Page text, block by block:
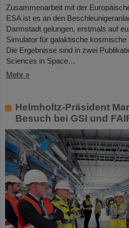
Zusammenarbeit mit der
ESA ist es an den
Darmstadt gelungen, erstmals auf
Simulator für galaktische kosmische
Die Ergebnisse sind in zwei
Sciences in Space…
Mehr »
Helmholtz-Präsident
Besuch bei GSI und